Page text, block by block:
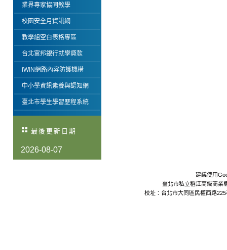
業界專家協同教學
校園安全月資訊網
教學組空白表格專區
台北富邦銀行就學貸款
iWIN網路內容防護機構
中小學資訊素養與認知網
臺北市學生學習歷程系統
最後更新日期
2026-08-07
建議使用
臺北市私立稻江高級商業
校址：台北市大同區民權西路